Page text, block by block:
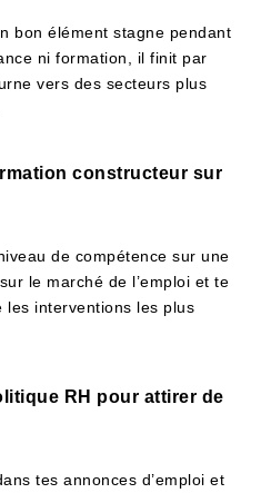
bon élément stagne pendant
ni formation, il finit par
vers des secteurs plus
constructeur sur
de compétence sur une
le marché de l’emploi et te
les interventions les plus
RH pour attirer de
tes annonces d’emploi et